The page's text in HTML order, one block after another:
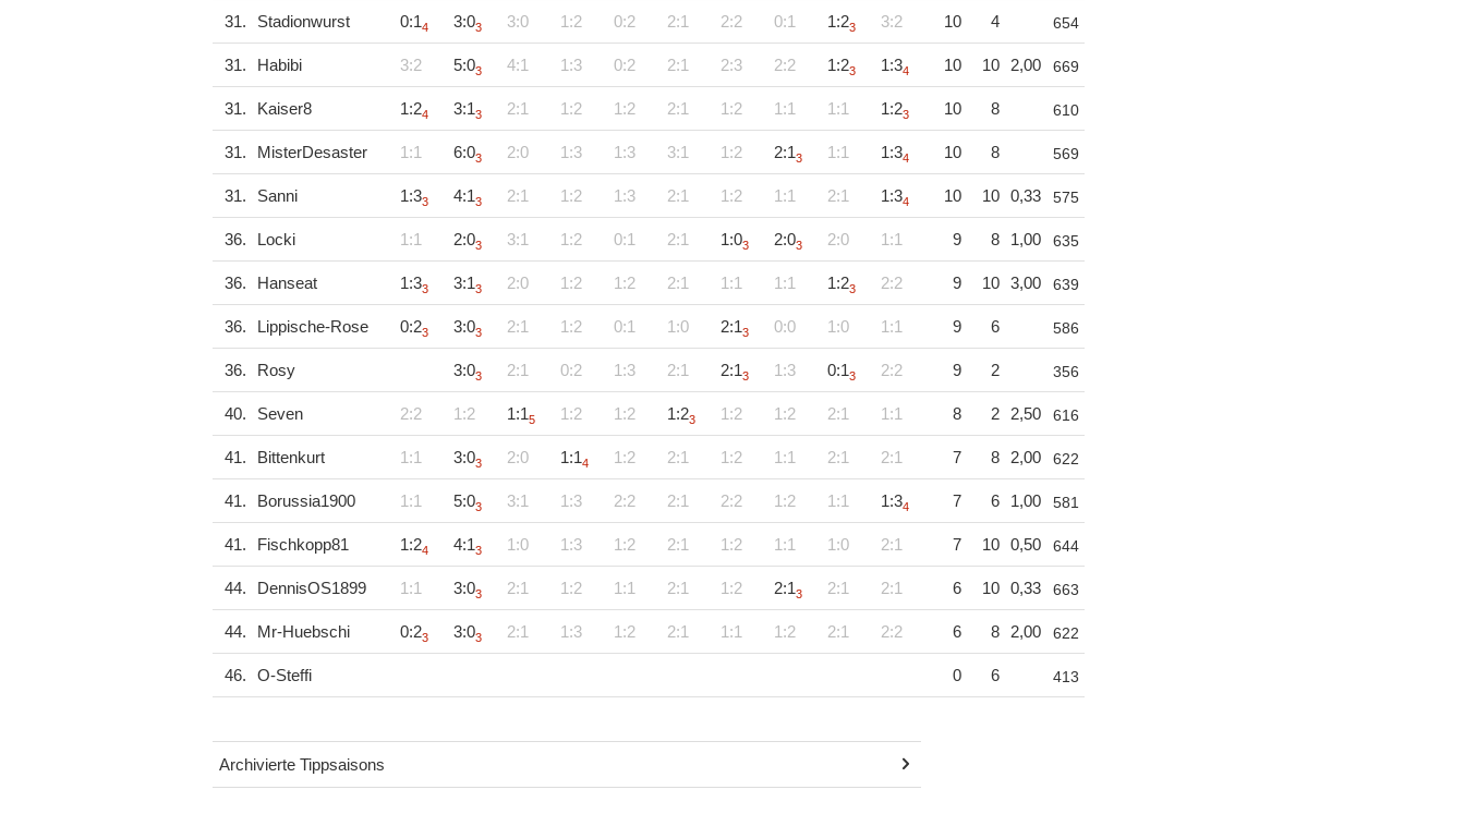
31. Stadionwurst 0:14 3:03 3:0 1:2 0:2 2:1 2:2 0:1 1:23 3:2 10 4 654
31. Habibi 3:2 5:03 4:1 1:3 0:2 2:1 2:3 2:2 1:23 1:34 10 10 2,00 669
31. Kaiser8 1:24 3:13 2:1 1:2 1:2 2:1 1:2 1:1 1:1 1:23 10 8 610
31. MisterDesaster 1:1 6:03 2:0 1:3 1:3 3:1 1:2 2:13 1:1 1:34 10 8 569
31. Sanni 1:33 4:13 2:1 1:2 1:3 2:1 1:2 1:1 2:1 1:34 10 10 0,33 575
36. Locki 1:1 2:03 3:1 1:2 0:1 2:1 1:03 2:03 2:0 1:1 9 8 1,00 635
36. Hanseat 1:33 3:13 2:0 1:2 1:2 2:1 1:1 1:1 1:23 2:2 9 10 3,00 639
36. Lippische-Rose 0:23 3:03 2:1 1:2 0:1 1:0 2:13 0:0 1:0 1:1 9 6 586
36. Rosy 3:03 2:1 0:2 1:3 2:1 2:13 1:3 0:13 2:2 9 2 356
40. Seven 2:2 1:2 1:15 1:2 1:2 1:23 1:2 1:2 2:1 1:1 8 2 2,50 616
41. Bittenkurt 1:1 3:03 2:0 1:14 1:2 2:1 1:2 1:1 2:1 2:1 7 8 2,00 622
41. Borussia1900 1:1 5:03 3:1 1:3 2:2 2:1 2:2 1:2 1:1 1:34 7 6 1,00 581
41. Fischkopp81 1:24 4:13 1:0 1:3 1:2 2:1 1:2 1:1 1:0 2:1 7 10 0,50 644
44. DennisOS1899 1:1 3:03 2:1 1:2 1:1 2:1 1:2 2:13 2:1 2:1 6 10 0,33 663
44. Mr-Huebschi 0:23 3:03 2:1 1:3 1:2 2:1 1:1 1:2 2:1 2:2 6 8 2,00 622
46. O-Steffi 0 6 413
Archivierte Tippsaisons